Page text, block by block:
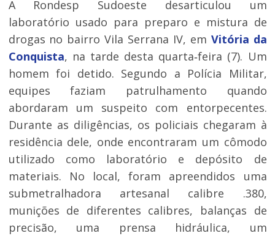
A Rondesp Sudoeste desarticulou um
laboratório usado para preparo e mistura de
drogas no bairro Vila Serrana IV, em Vitória da
Conquista, na tarde desta quarta‑feira (7). Um
homem foi detido. Segundo a Polícia Militar,
equipes faziam patrulhamento quando
abordaram um suspeito com entorpecentes.
Durante as diligências, os policiais chegaram à
residência dele, onde encontraram um cômodo
utilizado como laboratório e depósito de
materiais. No local, foram apreendidos uma
submetralhadora artesanal calibre .380,
munições de diferentes calibres, balanças de
precisão, uma prensa hidráulica, um